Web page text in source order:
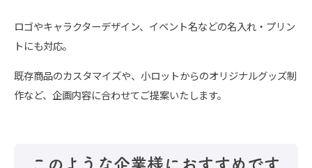
ロゴやキャラクターデザイン、イベント名などの名入れ・プリン
トにも対応。
既存商品のカスタマイズや、小ロットからのオリジナルグッズ制
作など、企画内容に合わせてご提案いたします。
このような企業様におすすめです